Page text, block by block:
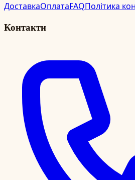
ДоставкаОплатаFAQПолітика
Контакти